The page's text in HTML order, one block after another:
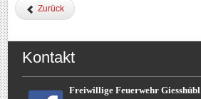
Zurück
Kontakt
Freiwillige Feuerwehr Giesshübl